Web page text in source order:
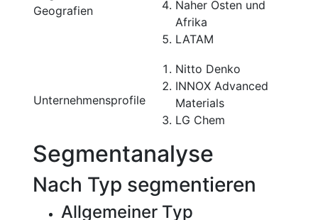
Geografien
Naher Osten und
Afrika
LATAM
Unternehmensprofile
Nitto Denko
INNOX Advanced
Materials
LG Chem
Segmentanalyse
Nach Typ segmentieren
Allgemeiner Typ